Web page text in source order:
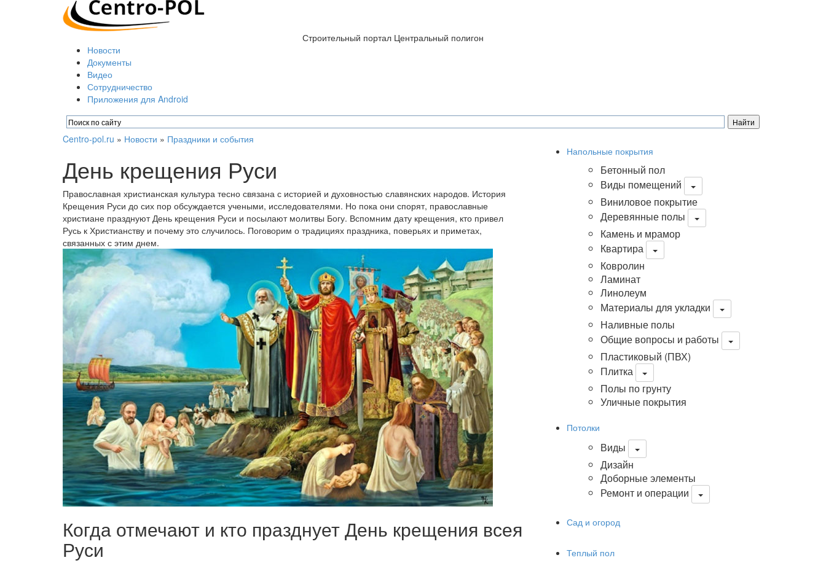
Строительный портал Центральный полигон
Новости
Документы
Видео
Сотрудничество
Приложения для Android
Centro-pol.ru » Новости » Праздники и события
День крещения Руси
Православная христианская культура тесно связана с историей и духовностью славянских народов. История
Крещения Руси до сих пор обсуждается учеными, исследователями. Но пока они спорят, православные
христиане празднуют День крещения Руси и посылают молитвы Богу. Вспомним дату крещения, кто привел
Русь к Христианству и почему это случилось. Поговорим о традициях праздника, поверьях и приметах,
связанных с этим днем.
Когда отмечают и кто празднует День крещения всея
Руси
Напольные покрытия
Бетонный пол
Виды помещений
Виниловое покрытие
Деревянные полы
Камень и мрамор
Квартира
Ковролин
Ламинат
Линолеум
Материалы для укладки
Наливные полы
Общие вопросы и работы
Пластиковый (ПВХ)
Плитка
Полы по грунту
Уличные покрытия
Потолки
Виды
Дизайн
Доборные элементы
Ремонт и операции
Сад и огород
Теплый пол